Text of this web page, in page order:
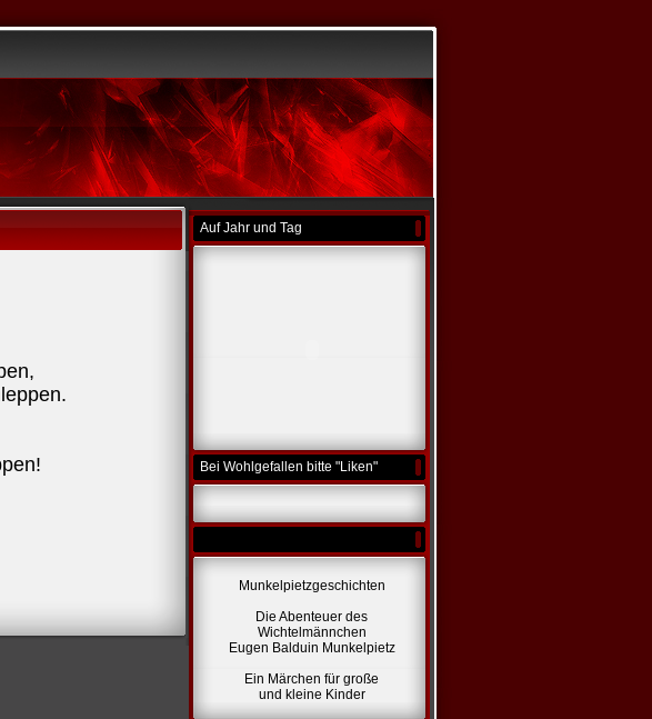
Auf Jahr und Tag
Bei Wohlgefallen bitte "Liken"
Munkelpietzgeschichten
Die Abenteuer des
Wichtelmännchen
Eugen Balduin Munkelpietz
Ein Märchen für große
und kleine Kinder